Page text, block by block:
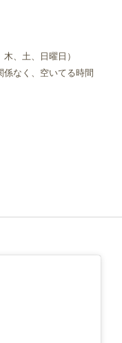
、土、日曜日）
なく、空いてる時間